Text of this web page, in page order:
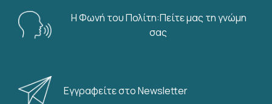
Η Φωνή του Πολίτη:Πείτε μας τη γνώμη
σας
Εγγραφείτε στο Newsletter